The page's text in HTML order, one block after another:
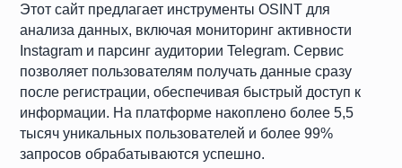
Этот сайт предлагает инструменты OSINT для
анализа данных, включая мониторинг активности
Instagram и парсинг аудитории Telegram. Сервис
позволяет пользователям получать данные сразу
после регистрации, обеспечивая быстрый доступ к
информации. На платформе накоплено более 5,5
тысяч уникальных пользователей и более 99%
запросов обрабатываются успешно.